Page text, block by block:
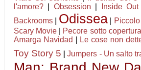
l'amore?
Obsession Inside
Backrooms
Odissea
Scary Movie
Pecore sotto copertura
Amarga Navidad
Le cose non
Toy Story 5 |Jumpers - Un salto